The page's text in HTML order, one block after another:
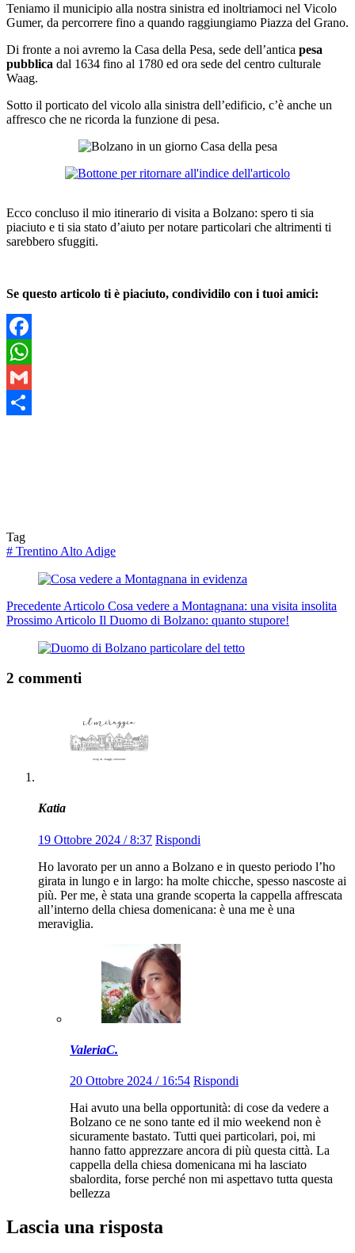
Teniamo il municipio alla nostra sinistra ed inoltriamoci nel Vicolo
Gumer, da percorrere fino a quando raggiungiamo Piazza del Grano.
Di fronte a noi avremo la Casa della Pesa, sede dell’antica pesa
pubblica dal 1634 fino al 1780 ed ora sede del centro culturale
Waag.
Sotto il porticato del vicolo alla sinistra dell’edificio, c’è anche un
affresco che ne ricorda la funzione di pesa.
Ecco concluso il mio itinerario di visita a Bolzano: spero ti sia
piaciuto e ti sia stato d’aiuto per notare particolari che altrimenti ti
sarebbero sfuggiti.
Se questo articolo ti è piaciuto, condividilo con i tuoi amici:
Facebook
WhatsApp
Gmail
Tag
# Trentino Alto Adige
Precedente Articolo Cosa vedere a Montagnana: una visita insolita
Prossimo Articolo Il Duomo di Bolzano: quanto stupore!
2 commenti
Katia
19 Ottobre 2024 / 8:37 Rispondi
Ho lavorato per un anno a Bolzano e in questo periodo l’ho
girata in lungo e in largo: ha molte chicche, spesso nascoste ai
più. Per me, è stata una grande scoperta la cappella affrescata
all’interno della chiesa domenicana: è una me è una
meraviglia.
ValeriaC.
20 Ottobre 2024 / 16:54 Rispondi
Hai avuto una bella opportunità: di cose da vedere a
Bolzano ce ne sono tante ed il mio weekend non è
sicuramente bastato. Tutti quei particolari, poi, mi
hanno fatto apprezzare ancora di più questa città. La
cappella della chiesa domenicana mi ha lasciato
sbalordita, forse perché non mi aspettavo tutta questa
bellezza
Lascia una risposta